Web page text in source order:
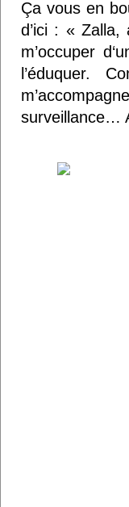
Ça vous en
d’ici : «
m’occuper
l’éduquer.
surveillance…